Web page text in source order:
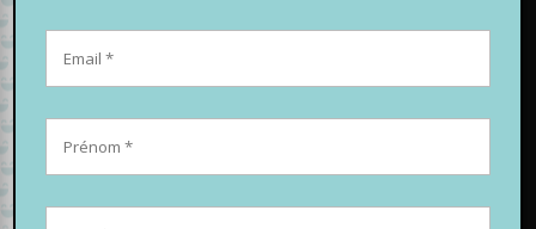
Découvre notre
top 10 des
cadeaux Harry
Potter version
gaming !